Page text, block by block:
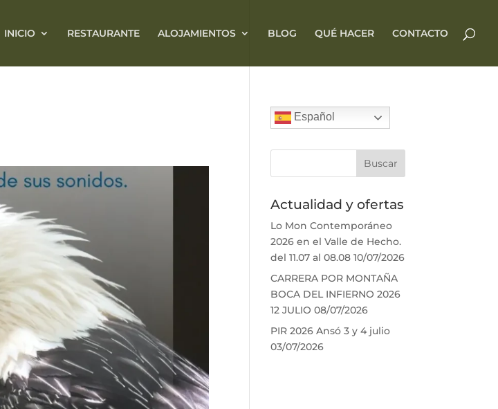
INICIO RESTAURANTE ALOJAMIENTOS BLOG QUÉ HACER CONTACTO
Español
Actualidad y ofertas
Lo Mon Contemporáneo
2026 en el Valle de Hecho.
del 11.07 al 08.08 10/07/2026
CARRERA POR MONTAÑA
BOCA DEL INFIERNO 2026
12 JULIO 08/07/2026
PIR 2026 Ansó 3 y 4 julio
03/07/2026